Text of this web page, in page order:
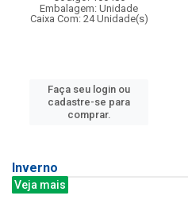
Embalagem: Unidade
Caixa Com: 24 Unidade(s)
Faça seu login ou
cadastre-se para
comprar.
Inverno
Veja mais